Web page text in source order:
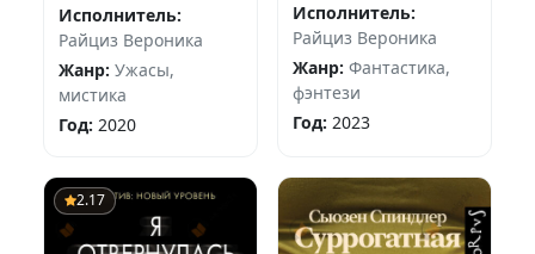
Исполнитель:
Райциз Вероника
Жанр: Ужасы,
мистика
Год: 2020
Исполнитель:
Райциз Вероника
Жанр: Фантастика,
фэнтези
Год: 2023
2.17